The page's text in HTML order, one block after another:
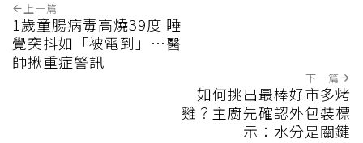
上一篇
1歲童腸病毒高燒39度 睡
覺突抖如「被電到」…醫
師揪重症警訊
下一篇
如何挑出最棒好市多烤
雞？主廚先確認外包裝標
示：水分是關鍵